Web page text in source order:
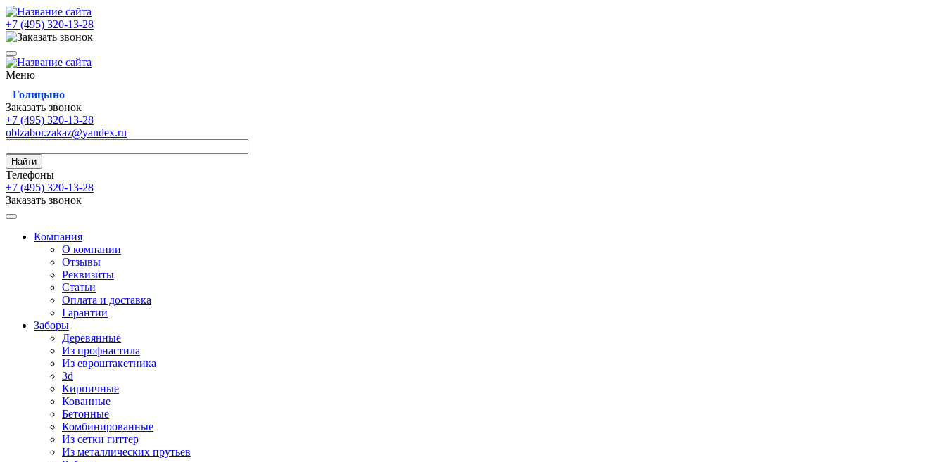
+7 (495) 320-13-28
Меню
Голицыно
Заказать звонок
+7 (495) 320-13-28
oblzabor.zakaz@yandex.ru
Найти
Телефоны
+7 (495) 320-13-28
Заказать звонок
Компания
О компании
Отзывы
Реквизиты
Статьи
Оплата и доставка
Гарантии
Заборы
Деревянные
Из профнастила
Из евроштакетника
3d
Кирпичные
Кованные
Бетонные
Комбинированные
Из сетки гиттер
Из металлических прутьев